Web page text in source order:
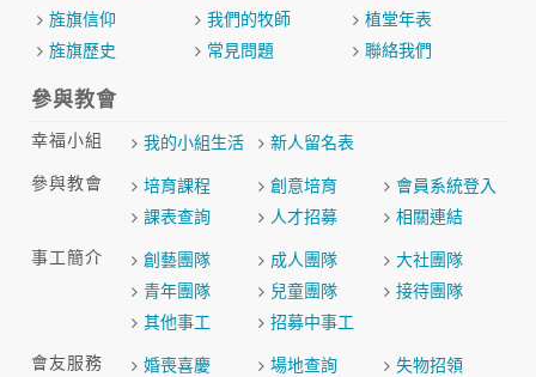
旌旗信仰
我們的牧師
植堂年表
旌旗歷史
常見問題 聯絡我們
參與教會
幸福小組 我的小組生活 新人留名表
參與教會 培育課程 創意培育
會員系統登入
課表查詢
人才招募 相關連結
事工簡介 創藝團隊 成人團隊
大社團隊
青年團隊
兒童團隊
接待團隊
其他事工
招募中事工
會友服務 婚喪喜慶 場地查詢
失物招領